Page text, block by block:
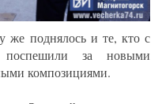
же поднялось и те, кто с
поспешили за новыми
композициями.